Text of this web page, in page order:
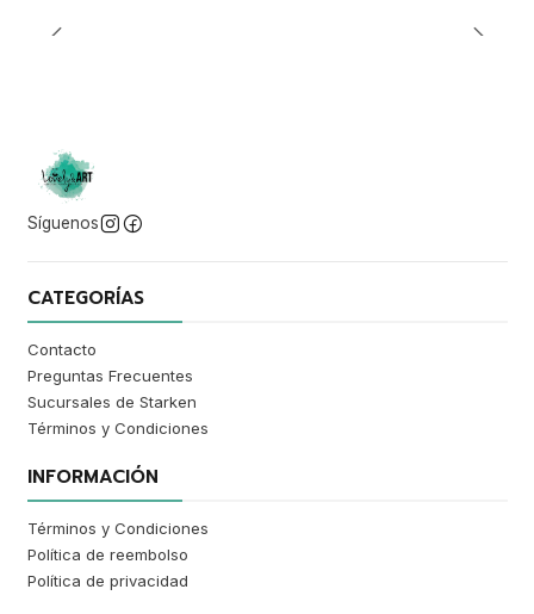
Síguenos
CATEGORÍAS
Contacto
Preguntas Frecuentes
Sucursales de Starken
Términos y Condiciones
INFORMACIÓN
Términos y Condiciones
Política de reembolso
Política de privacidad